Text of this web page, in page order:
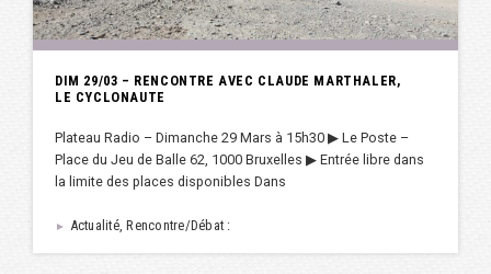
DIM 29/03 – RENCONTRE AVEC CLAUDE MARTHALER,
LE CYCLONAUTE
Plateau Radio – Dimanche 29 Mars à 15h30 ▶︎ Le Poste –
Place du Jeu de Balle 62, 1000 Bruxelles ▶︎ Entrée libre dans
la limite des places disponibles Dans
► Actualité, Rencontre/Débat :